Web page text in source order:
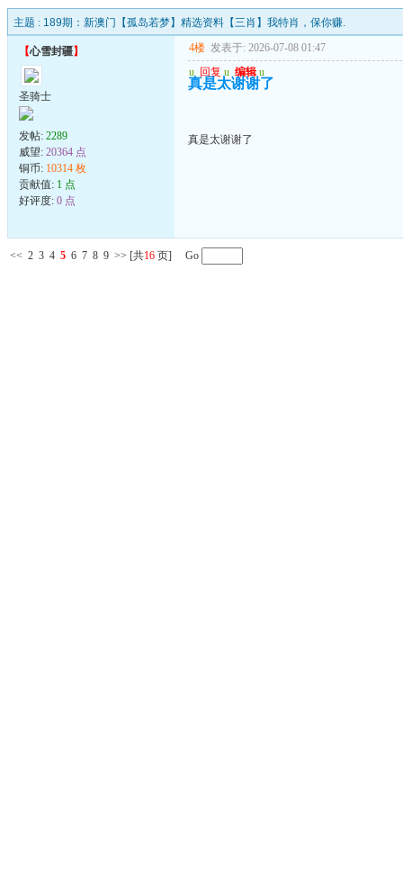
主题 : 189期：新澳门【孤岛若梦】精选资料【三肖】我特肖，保你赚.
【心雪封疆】
圣骑士
发帖: 2289
威望: 20364 点
铜币: 10314 枚
贡献值: 1 点
好评度: 0 点
4楼 发表于: 2026-07-08 01:47
u 回复 u 编辑 u
真是太谢谢了
真是太谢谢了
<< 2 3 4 5 6 7 8 9 >> [共16 页] Go